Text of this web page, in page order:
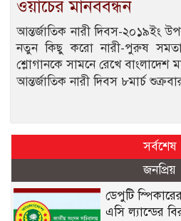
ওয়াচের মানববন্ধন
আন্তর্জাতিক নারী দিবস-২০১৯ইং
নতুন কিছু করো নারী-পুরুষ
শ্লোগানকে সামনে রেখে বাংলাদেশ
আন্তর্জাতিক নারী দিবস ৮মার্চ
সর্বশেষ
জনপ্রিয়
ডেপুটি
এসি ল্যান্ডের